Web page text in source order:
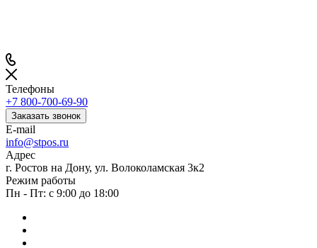
Телефоны
+7 800-700-69-90
Заказать звонок
E-mail
info@stpos.ru
Адрес
г. Ростов на Дону, ул. Волоколамская 3к2
Режим работы
Пн - Пт: с 9:00 до 18:00